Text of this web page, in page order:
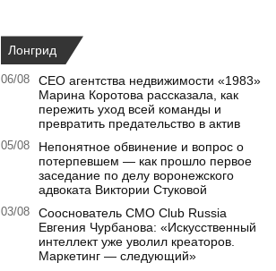
Лонгрид
06/08
CEO агентства недвижимости «1983»
Марина Коротова рассказала, как
пережить уход всей команды и
превратить предательство в актив
05/08
Непонятное обвинение и вопрос о
потерпевшем — как прошло первое
заседание по делу воронежского
адвоката Виктории Стуковой
03/08
Сооснователь CMO Club Russia
Евгения Чурбанова: «Искусственный
интеллект уже уволил креаторов.
Маркетинг — следующий»